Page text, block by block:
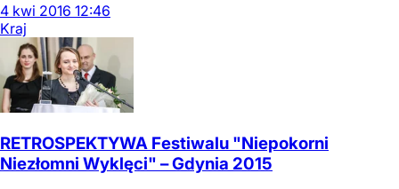
4 kwi 2016 12:46
Kraj
‪RETROSPEKTYWA‬ Festiwalu "Niepokorni
Niezłomni Wyklęci" – Gdynia 2015